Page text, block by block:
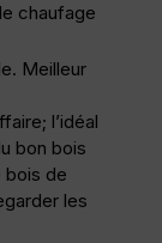
chaufage
Meilleur
l’idéal
bon bois
bois de
les